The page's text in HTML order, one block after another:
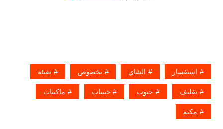
استفسار الشاي بخصوص تعبئة
تغليف حبوب حبيبات ماكينات
مكنه